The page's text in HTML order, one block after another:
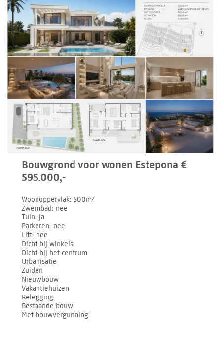
Bouwgrond voor wonen Estepona €
595.000,-
Woonoppervlak 500m²
Zwembad nee
Tuin ja
Parkeren nee
Lift nee
Dicht bij winkels
Dicht bij het centrum
Urbanisatie
Zuiden
Nieuwbouw
Vakantiehuizen
Belegging
Bestaande bouw
Met bouwvergunning